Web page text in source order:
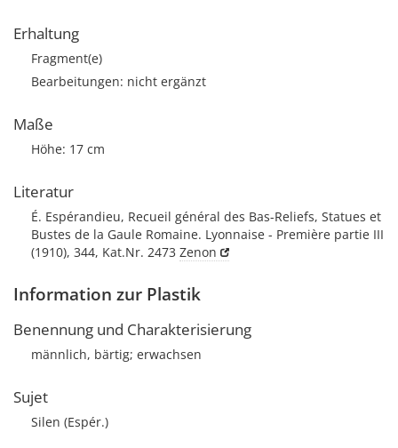
Erhaltung
Fragment(e)
Bearbeitungen: nicht ergänzt
Maße
Höhe: 17 cm
Literatur
É. Espérandieu, Recueil général des Bas-Reliefs, Statues et
Bustes de la Gaule Romaine. Lyonnaise - Première partie III
(1910), 344, Kat.Nr. 2473 Zenon
Information zur Plastik
Benennung und Charakterisierung
männlich, bärtig; erwachsen
Sujet
Silen (Espér.)